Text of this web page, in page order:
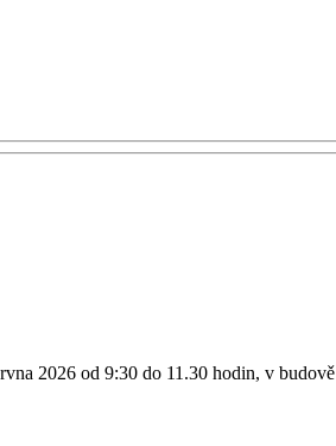
2026 od 9:30 do 11.30 hodin, v budově